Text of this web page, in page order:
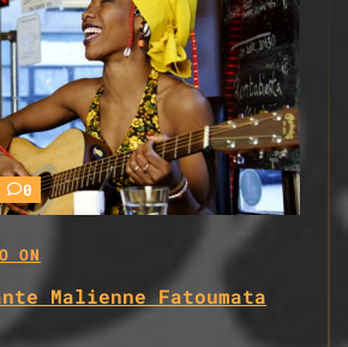
0
ON
Malienne Fatoumata